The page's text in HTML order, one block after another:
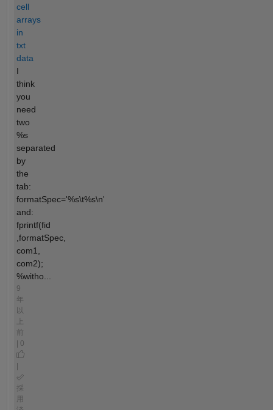
cell
arrays
in
txt
data
I
think
you
need
two
%s
separated
by
the
tab:
formatSpec='%s\t%s\n'
and:
fprintf(fid
,formatSpec,
com1,
com2);
%witho...
9
年
以
前
| 0
採
用